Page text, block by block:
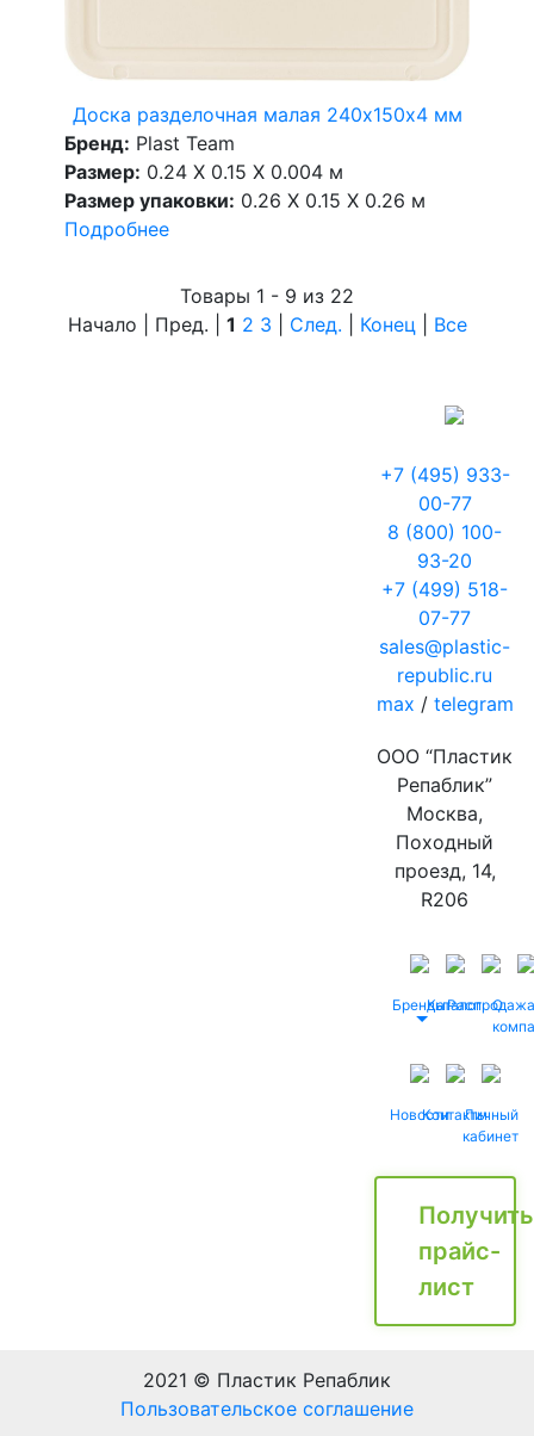
Доска разделочная малая 240х150х4 мм
Бренд: Plast Team
Размер: 0.24 X 0.15 X 0.004 м
Размер упаковки: 0.26 X 0.15 X 0.26 м
Подробнее
Товары 1 - 9 из 22
Начало | Пред. | 1 2 3 След. Конец Все
+7 (495) 933-
00-77
8 (800) 100-
93-20
+7 (499) 518-
07-77
sales@plastic-
republic.ru
max / telegram
ООО “Пластик
Репаблик”
Москва,
Походный
проезд, 14,
R206
БрендыКаталог
Распродажа
О
НовостиКонтактыЛичный
кабинет
Получить
прайс-
лист
2021 © Пластик Репаблик
Пользовательское соглашение